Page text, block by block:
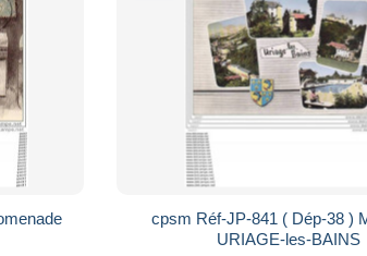
cpsm Réf-JP-841 ( Dép-38 ) Multivues
URIAGE-les-BAINS